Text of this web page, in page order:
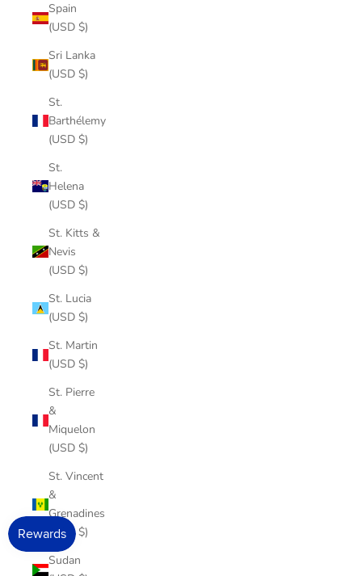
Spain
(USD $)
Sri Lanka
(USD $)
St.
Barthélemy
(USD $)
St.
Helena
(USD $)
St. Kitts &
Nevis
(USD $)
St. Lucia
(USD $)
St. Martin
(USD $)
St. Pierre
&
Miquelon
(USD $)
St. Vincent
&
Grenadines
(USD $)
Sudan